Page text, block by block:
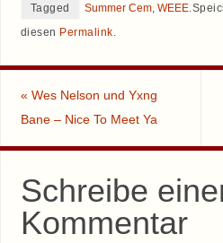
Tagged Summer Cem, WEEE.
diesen Permalink.
« Wes Nelson und Yxng
Bane – Nice To Meet Ya
Schreibe
Kommentar